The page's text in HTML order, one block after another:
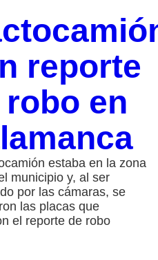
reporte
robo en
estaba en la zona
municipio y, al ser
por las cámaras, se
las placas que
el reporte de robo